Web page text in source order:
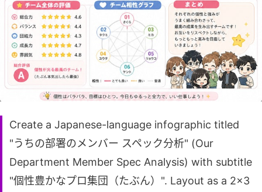
Create a Japanese-language infographic titled
"うちの部署のメンバー スペック分析" (Our
Department Member Spec Analysis) with subtitle
"個性豊かなプロ集団（たぶん）". Layout as a 2x3